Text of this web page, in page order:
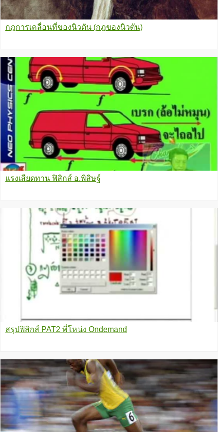
กฎการเคลื่อนที่ของนิวตัน (กฎของนิวตัน)
แรงเสียดทาน ฟิสิกส์ อ.พิสิษฐ์
สรุปฟิสิกส์ PAT2 พี่โหน่ง Ondemand